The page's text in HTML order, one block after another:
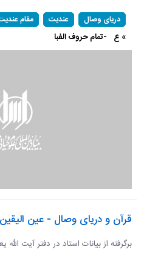
دریای وصال عندیت مقام
» ع -تمام حروف الفبا
قرآن و دریای وصال - عین الیقین
برگرفته از بیانات استاد در دفتر آیت الله